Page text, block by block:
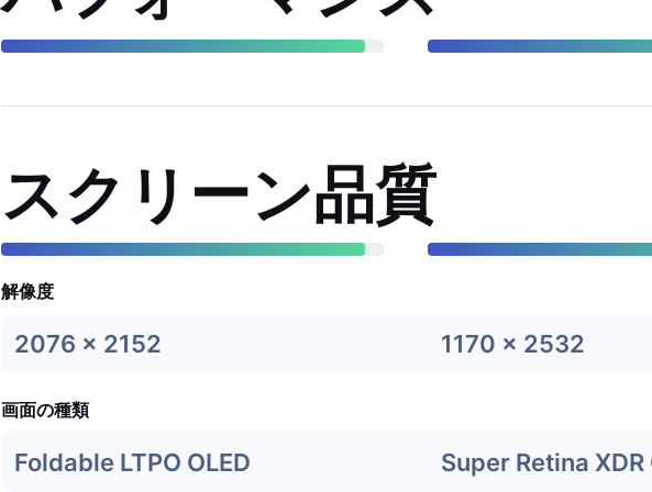
スクリーン品質
解像度
2076 x 2152 1170 x 2532
画面の種類
Foldable LTPO OLED Super Retina XDR